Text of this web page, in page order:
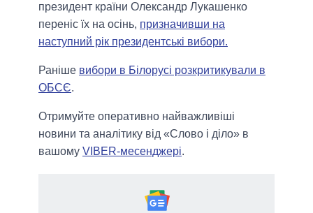
президент країни Олександр Лукашенко
переніс їх на осінь, призначивши на
наступний рік президентські вибори.
Раніше вибори в Білорусі розкритикували в
ОБСЄ.
Отримуйте оперативно найважливіші
новини та аналітику від «Слово і діло» в
вашому VIBER-месенджері.